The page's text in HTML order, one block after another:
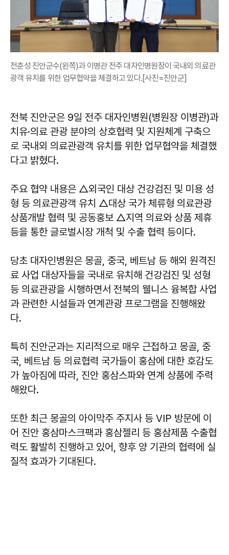
전춘성 진안군수(왼쪽)과 이병관 전주 대자인병원장이 국내외 의료관
광객 유치를 위한 업무협약을 체결하고 있다.[사진=진안군]
전북 진안군은 9일 전주 대자인병원(병원장 이병관)과
치유·의료 관광 분야의 상호협력 및 지원체계 구축으
로 국내외 의료관광객 유치를 위한 업무협약을 체결했
다고 밝혔다.
주요 협약 내용은 △외국인 대상 건강검진 및 미용 성
형 등 의료관광객 유치 △대상 국가 체류형 의료관광
상품개발 협력 및 공동홍보 △지역 의료와 상품 제휴
등을 통한 글로벌시장 개척 및 수출 협력 등이다.
당초 대자인병원은 몽골, 중국, 베트남 등 해외 원격진
료 사업 대상자들을 국내로 유치해 건강검진 및 성형
등 의료관광을 시행하면서 전북의 웰니스 융복합 사업
과 관련한 시설들과 연계관광 프로그램을 진행해왔
다.
특히 진안군과는 지리적으로 매우 근접하고 몽골, 중
국, 베트남 등 의료협력 국가들이 홍삼에 대한 호감도
가 높아짐에 따라, 진안 홍삼스파와 연계 상품에 주력
해왔다.
또한 최근 몽골의 아이막주 주지사 등 VIP 방문에 이
어 진안 홍삼마스크팩과 홍삼젤리 등 홍삼제품 수출협
력도 활발히 진행하고 있어, 향후 양 기관의 협력에 실
질적 효과가 기대된다.